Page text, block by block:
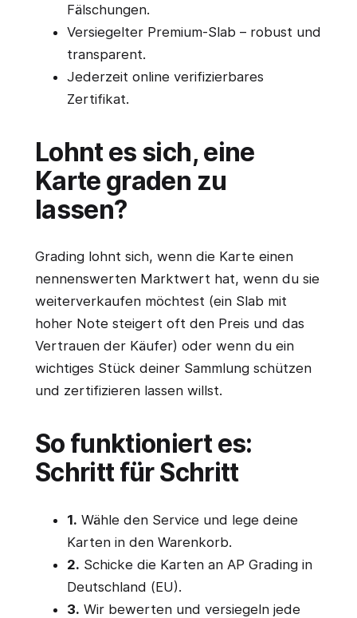
Fälschungen.
Versiegelter Premium-Slab – robust und
transparent.
Jederzeit online verifizierbares
Zertifikat.
Lohnt es sich, eine
Karte graden zu
lassen?
Grading lohnt sich, wenn die Karte einen
nennenswerten Marktwert hat, wenn du sie
weiterverkaufen möchtest (ein Slab mit
hoher Note steigert oft den Preis und das
Vertrauen der Käufer) oder wenn du ein
wichtiges Stück deiner Sammlung schützen
und zertifizieren lassen willst.
So funktioniert es:
Schritt für Schritt
1. Wähle den Service und lege deine
Karten in den Warenkorb.
2. Schicke die Karten an AP Grading in
Deutschland (EU).
3. Wir bewerten und versiegeln jede